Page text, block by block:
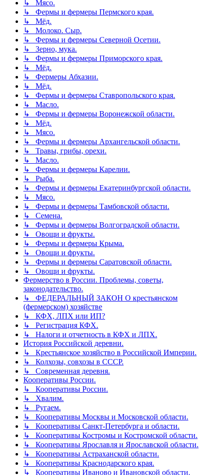
↳ Мясо.
↳ Фермы и фермеры Пермского края.
↳ Мёд.
↳ Молоко. Сыр.
↳ Фермы и фермеры Северной Осетии.
↳ Зерно, мука.
↳ Фермы и фермеры Приморского края.
↳ Мёд.
↳ Фермеры Абхазии.
↳ Мёд.
↳ Фермы и фермеры Ставропольского края.
↳ Масло.
↳ Фермы и фермеры Воронежской области.
↳ Мёд.
↳ Мясо.
↳ Фермы и фермеры Архангельской области.
↳ Травы, грибы, орехи.
↳ Масло.
↳ Фермы и фермеры Карелии.
↳ Рыба.
↳ Фермы и фермеры Екатеринбургской области.
↳ Мясо.
↳ Фермы и фермеры Тамбовской области.
↳ Семена.
↳ Фермы и фермеры Волгоградской области.
↳ Овощи и фрукты.
↳ Фермы и фермеры Крыма.
↳ Овощи и фрукты.
↳ Фермы и фермеры Саратовской области.
↳ Овощи и фрукты.
Фермерство в России. Проблемы, советы,
законодательство.
↳ ФЕДЕРАЛЬНЫЙ ЗАКОН О крестьянском
(фермерском) хозяйстве
↳ КФХ, ЛПХ или ИП?
↳ Регистрация КФХ.
↳ Налоги и отчетность в КФХ и ЛПХ.
История Российской деревни.
↳ Крестьянское хозяйство в Российской Империи.
↳ Колхозы, совхозы в СССР.
↳ Современная деревня.
Кооперативы России.
↳ Кооперативы России.
↳ Хвалим.
↳ Ругаем.
↳ Кооперативы Москвы и Московской области.
↳ Кооперативы Санкт-Петербурга и области.
↳ Кооперативы Костромы и Костромской области.
↳ Кооперативы Ярославля и Ярославской области.
↳ Кооперативы Астраханской области.
↳ Кооперативы Краснодарского края.
↳ Кооперативы Иваново и Ивановской области.